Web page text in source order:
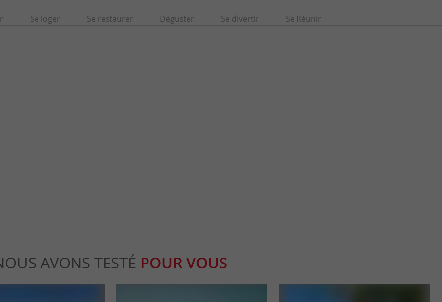
Se loger Se restaurer Déguster Se divertir Se Réunir
AVONS TESTÉ POUR VOUS